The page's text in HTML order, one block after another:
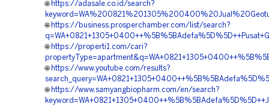
🌐 https://adasale.co.id/search?
🌐 https://business.prosperchamber.com/list/search?
🌐 https://properti1.com/cari?
🌐 https://www.youtube.com/results?
🌐 https://www.samyangbiopharm.com/en/search?